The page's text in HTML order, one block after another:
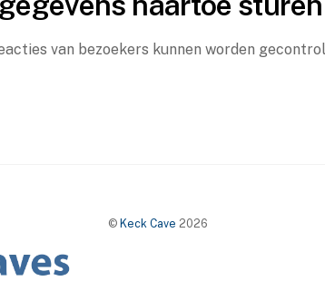
van bezoekers kunnen worden
© Keck Cave 2026